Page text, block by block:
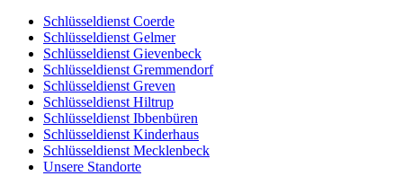
Schlüsseldienst Coerde
Schlüsseldienst Gelmer
Schlüsseldienst Gievenbeck
Schlüsseldienst Gremmendorf
Schlüsseldienst Greven
Schlüsseldienst Hiltrup
Schlüsseldienst Ibbenbüren
Schlüsseldienst Kinderhaus
Schlüsseldienst Mecklenbeck
Unsere Standorte